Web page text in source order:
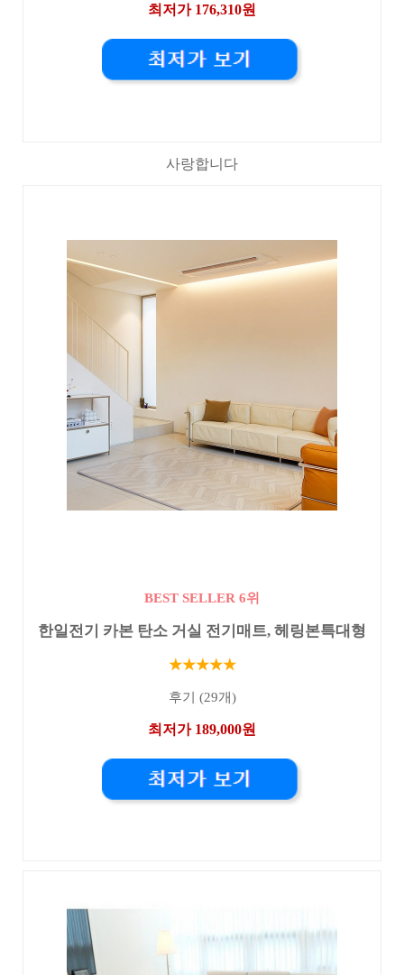
최저가 176,310원
사랑합니다
BEST SELLER 6위
한일전기 카본 탄소 거실 전기매트, 헤링본특대형
★★★★★
후기 (29개)
최저가 189,000원